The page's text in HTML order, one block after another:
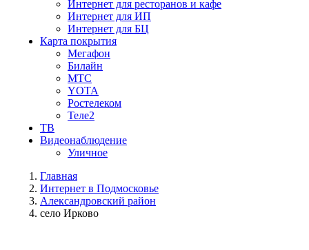
Интернет для ресторанов и кафе
Интернет для ИП
Интернет для БЦ
Карта покрытия
Мегафон
Билайн
МТС
YOTA
Ростелеком
Теле2
ТВ
Видеонаблюдение
Уличное
Главная
Интернет в Подмосковье
Александровский район
село Ирково